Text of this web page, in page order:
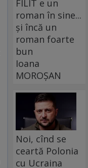
FILIT e un
roman în sine...
și încă un
roman foarte
bun
Ioana
MOROȘAN
Noi, cînd se
ceartă Polonia
cu Ucraina